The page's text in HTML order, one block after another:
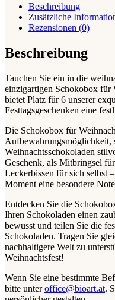
Beschreibung
Zusätzliche
Rezensionen (0)
Beschreibung
Tauchen Sie ein in die
einzigartigen Schokobox für
bietet Platz für 6 unserer
Festtagsgeschenken eine
Die Schokobox für
Aufbewahrungsmöglichkeit,
Weihnachtsschokoladen
Geschenk, als Mitbringsel
Leckerbissen für sich selbst
Moment eine besondere
Entdecken Sie die
Ihren Schokoladen einen
bewusst und teilen Sie die
Schokoladen. Tragen Sie
nachhaltigere Welt zu
Weihnachtsfest!
Wenn Sie eine bestimmte
bitte unteroffice@bioart.at.